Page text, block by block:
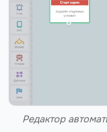
Редактор